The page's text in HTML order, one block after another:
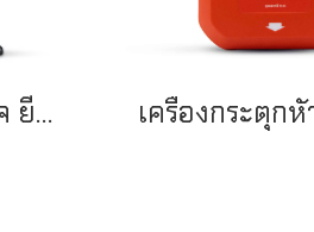
เครื่องกระตุ้นหัวใจ ยี่ห้อ ZOLL รุ่น AED PLUS